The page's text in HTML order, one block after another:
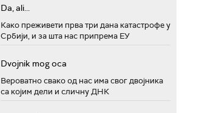
Da, ali...
Како преживети прва три дана катастрофе у
Србији, и за шта нас припрема ЕУ
Dvojnik mog oca
Вероватно свако од нас има свог двојника
са којим дели и сличну ДНК